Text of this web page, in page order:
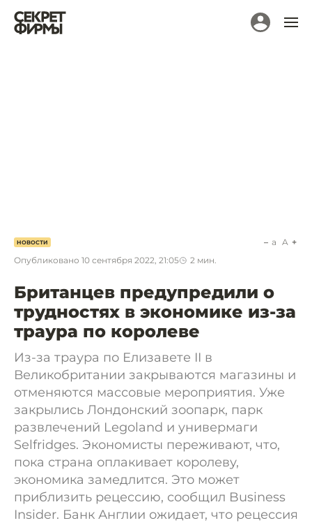
НОВОСТИ
Опубликовано 10 сентября 2022, 21:05 2 мин.
a A
Британцев предупредили о
трудностях в экономике из-за
траура по королеве
Из-за траура по Елизавете II в
Великобритании закрываются магазины и
отменяются массовые мероприятия. Уже
закрылись Лондонский зоопарк, парк
развлечений Legoland и универмаги
Selfridges. Экономисты переживают, что,
пока страна оплакивает королеву,
экономика замедлится. Это может
приблизить рецессию, сообщил Business
Insider. Банк Англии ожидает, что рецессия